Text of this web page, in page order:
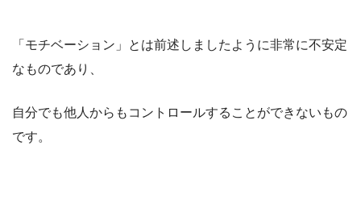
「モチベーション」とは前述しましたように非常に不安定
なものであり、
自分でも他人からもコントロールすることができないもの
です。